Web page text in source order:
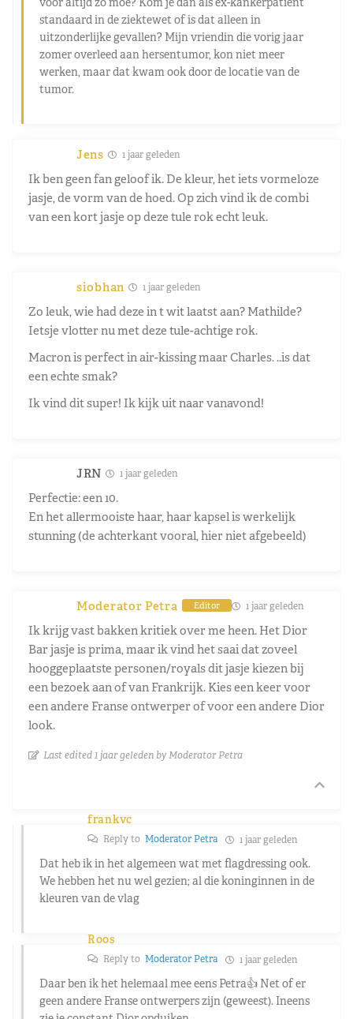
standaard in de ziektewet of is dat alleen in
uitzonderlijke gevallen? Mijn vriendin die vorig jaar
zomer overleed aan hersentumor, kon niet meer
werken, maar dat kwam ook door de locatie van de
tumor.
Jens 1 jaar geleden
Ik ben geen fan geloof ik. De kleur, het iets vormeloze
jasje, de vorm van de hoed. Op zich vind ik de combi
van een kort jasje op deze tule rok echt leuk.
siobhan 1 jaar geleden
Zo leuk, wie had deze in t wit laatst aan? Mathilde?
Ietsje vlotter nu met deze tule-achtige rok.
Macron is perfect in air-kissing maar Charles. ..is dat
een echte smak?
Ik vind dit super! Ik kijk uit naar vanavond!
JRN 1 jaar geleden
Perfectie: een 10.
En het allermooiste haar, haar kapsel is werkelijk
stunning (de achterkant vooral, hier niet afgebeeld)
Moderator Petra Editor 1 jaar geleden
Ik krijg vast bakken kritiek over me heen. Het Dior
Bar jasje is prima, maar ik vind het saai dat zoveel
hooggeplaatste personen/royals dit jasje kiezen bij
een bezoek aan of van Frankrijk. Kies een keer voor
een andere Franse ontwerper of voor een andere Dior
look.
Last edited 1 jaar geleden by Moderator Petra
frankvc
Reply to Moderator Petra 1 jaar geleden
Dat heb ik in het algemeen wat met flagdressing ook.
We hebben het nu wel gezien; al die koninginnen in de
kleuren van de vlag
Roos
Reply to Moderator Petra 1 jaar geleden
Daar ben ik het helemaal mee eens Petra👍 Net of er
geen andere Franse ontwerpers zijn (geweest). Ineens